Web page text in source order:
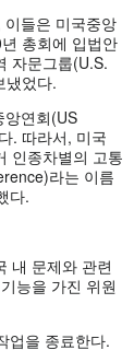
들은 미국중앙
총회에 입법안
자문그룹(U.S.
냈었다.
앙연회(US
. 따라서, 미국
인종차별의 고통
라는 이름
다.
내 문제와 관련
능을 가진 위원
업을 종료한다.